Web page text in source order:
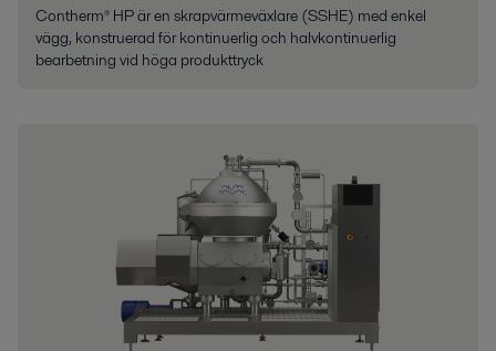
Contherm® HP är en skrapvärmeväxlare (SSHE) med enkel
vägg, konstruerad för kontinuerlig och halvkontinuerlig
bearbetning vid höga produkttryck